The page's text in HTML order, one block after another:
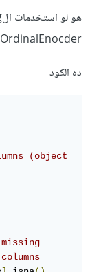
OrdinalEnocder عادي لو هيحصل مشكله في قيمه الNULL ؟
ده الكود
(object